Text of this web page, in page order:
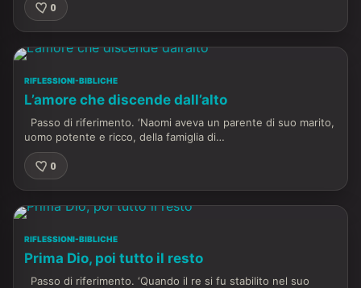
0
RIFLESSIONI-BIBLICHE
L’amore che discende dall’alto
Passo di riferimento. ‘Naomi aveva un parente di suo marito,
uomo potente e ricco, della famiglia di…
0
RIFLESSIONI-BIBLICHE
Prima Dio, poi tutto il resto
Passo di riferimento. ‘Quando il re si fu stabilito nel suo